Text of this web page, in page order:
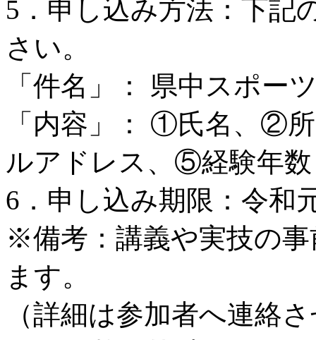
5．申し込み方法：下記
さい。
「件名」： 県中スポー
「内容」： ①氏名、②
ルアドレス、⑤経験年数
6．申し込み期限：令和
※備考：講義や実技の
ます。
（詳細は参加者へ連絡